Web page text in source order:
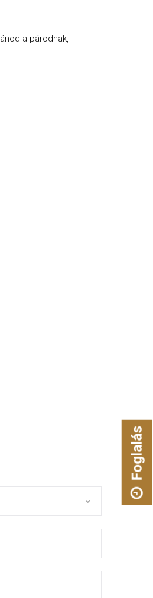
a párodnak,
Foglalás